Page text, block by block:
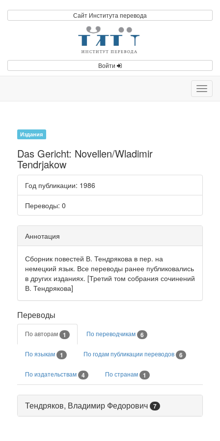
Сайт Института перевода
Войти
Издания
Das Gericht: Novellen/Wladimir
Tendrjakow
Год публикации: 1986
Переводы: 0
Аннотация
Сборник повестей В. Тендрякова в пер. на
немецкий язык. Все переводы ранее публиковались
в других изданиях. [Третий том собрания сочинений
В. Тендрякова]
Переводы
По авторам 1 По переводчикам 6
По языкам 1 По годам публикации переводов 6
По издательствам 4 По странам 1
Тендряков, Владимир Федорович 7